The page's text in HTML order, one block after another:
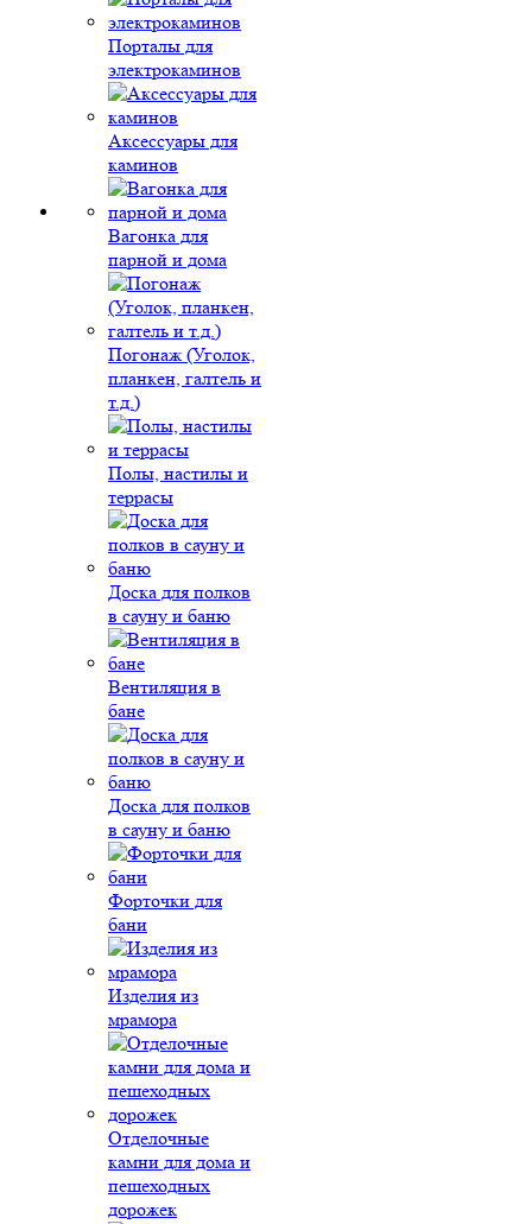
Порталы для
электрокаминов
Аксессуары для
каминов
Вагонка для
парной и дома
Погонаж (Уголок,
планкен, галтель и
т.д.)
Полы, настилы и
террасы
Доска для полков
в сауну и баню
Вентиляция в
бане
Доска для полков
в сауну и баню
Форточки для
бани
Изделия из
мрамора
Отделочные
камни для дома и
пешеходных
дорожек